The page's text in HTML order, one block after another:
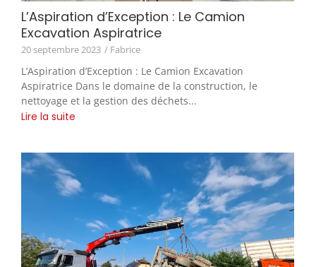
L’Aspiration d’Exception : Le Camion
Excavation Aspiratrice
20 septembre 2023 / Fabrice
L’Aspiration d’Exception : Le Camion Excavation
Aspiratrice Dans le domaine de la construction, le
nettoyage et la gestion des déchets...
Lire la suite